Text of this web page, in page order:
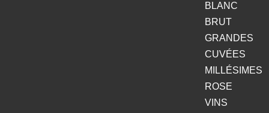
BLANC
BRUT
GRANDES
CUVÉES
MILLÉSIMES
ROSE
VINS